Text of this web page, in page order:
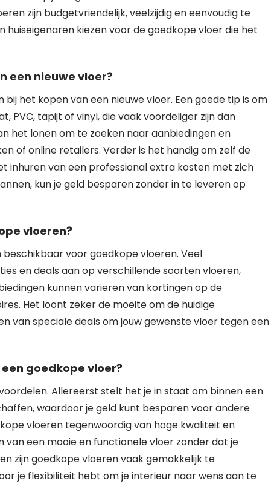
zijn budgetvriendelijk, veelzijdig en eenvoudig te
kiezen voor de goedkope vloer die het
een nieuwe vloer?
het kopen van een nieuwe vloer. Een goede tip is om
PVC, tapijt of vinyl, die vaak voordeliger zijn dan
het lonen om te zoeken naar aanbiedingen en
of online retailers. Verder is het handig om zelf de
inhuren van een professional extra kosten met zich
kun je geld besparen zonder in te leveren op
vloeren?
voor goedkope vloeren. Veel
en deals aan op verschillende soorten vloeren,
kunnen variëren van kortingen op de
Het loont zeker de moeite om de huidige
van speciale deals om jouw gewenste vloer tegen een
goedkope vloer?
Allereerst stelt het je in staat om binnen een
waardoor je geld kunt besparen voor andere
vloeren tegenwoordig van hoge kwaliteit en
een mooie en functionele vloer zonder dat je
zijn goedkope vloeren vaak gemakkelijk te
je flexibiliteit hebt om je interieur naar wens aan te